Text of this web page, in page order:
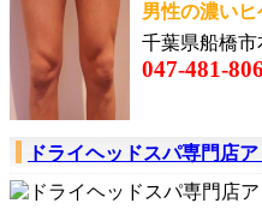
男性の濃い
千葉県船橋
047-481-
ドライヘッドスパ専門店